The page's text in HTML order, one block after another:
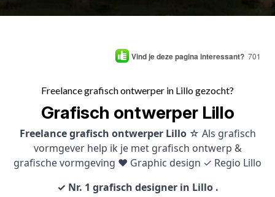
Vind je deze pagina interessant? 701
Freelance grafisch ontwerper in Lillo gezocht?
Grafisch ontwerper Lillo
Freelance grafisch ontwerper Lillo ☆ Als grafisch
vormgever help ik je met grafisch ontwerp &
grafische vormgeving ♥ Graphic design ✓ Regio Lillo
✓ Nr. 1 grafisch designer in Lillo .